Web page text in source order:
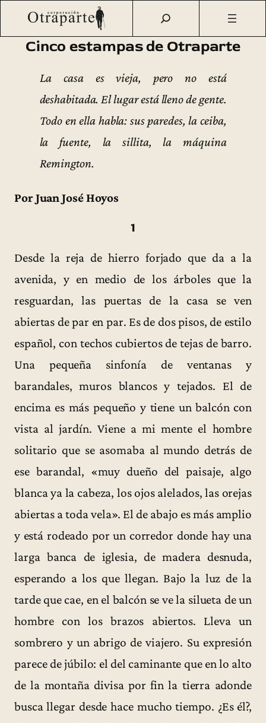
Saltar
contenido
Otraparte.org /Corporación Archivo de prensa
Cinco
estampas de Otraparte
Cinco estampas de Otraparte
La casa es vieja, pero no está
deshabitada. El lugar está lleno de gente.
Todo en ella habla: sus paredes, la ceiba,
la fuente, la sillita, la máquina
Remington.
Por Juan José Hoyos
1
Desde la reja de hierro forjado que da a la
avenida, y en medio de los árboles que la
resguardan, las puertas de la casa se ven
abiertas de par en par. Es de dos pisos, de estilo
español, con techos cubiertos de tejas de barro.
Una pequeña sinfonía de ventanas y
barandales, muros blancos y tejados. El de
encima es más pequeño y tiene un balcón con
vista al jardín. Viene a mi mente el hombre
solitario que se asomaba al mundo detrás de
ese barandal, «muy dueño del paisaje, algo
blanca ya la cabeza, los ojos alelados, las orejas
abiertas a toda vela». El de abajo es más amplio
y está rodeado por un corredor donde hay una
larga banca de iglesia, de madera desnuda,
esperando a los que llegan. Bajo la luz de la
tarde que cae, en el balcón se ve la silueta de un
hombre con los brazos abiertos. Lleva un
sombrero y un abrigo de viajero. Su expresión
parece de júbilo: el del caminante que en lo alto
de la montaña divisa por fin la tierra adonde
busca llegar desde hace mucho tiempo. ¿Es él?,